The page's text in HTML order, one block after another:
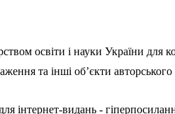
освіти і науки України
та інші об’єкти
інтернет-видань -